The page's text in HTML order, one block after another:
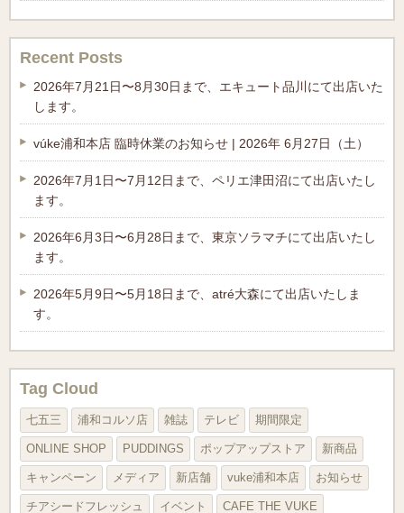
Recent Posts
2026年7月21日〜8月30日まで、エキュート品川にて出店いた
します。
vúke浦和本店 臨時休業のお知らせ | 2026年 6月27日（土）
2026年7月1日〜7月12日まで、ペリエ津田沼にて出店いたし
ます。
2026年6月3日〜6月28日まで、東京ソラマチにて出店いたし
ます。
2026年5月9日〜5月18日まで、atré大森にて出店いたしま
す。
Tag Cloud
七五三 浦和コルソ店 雑誌 テレビ 期間限定
ONLINE SHOP PUDDINGS ポップアップストア 新商品
キャンペーン メディア 新店舗 vuke浦和本店 お知らせ
チアシードフレッシュ イベント CAFE THE VUKE